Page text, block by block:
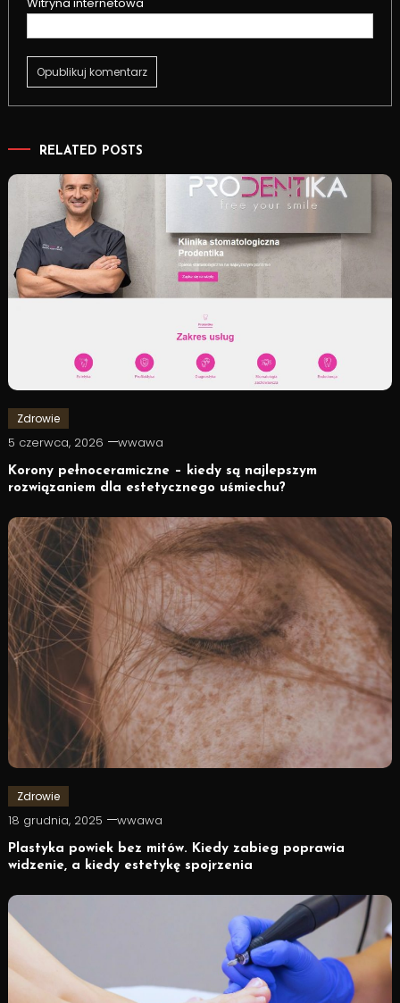
RELATED POSTS
Zdrowie
5 czerwca, 2026 wwawa
Korony pełnoceramiczne – kiedy są najlepszym
rozwiązaniem dla estetycznego uśmiechu?
Zdrowie
18 grudnia, 2025 wwawa
Plastyka powiek bez mitów. Kiedy zabieg poprawia
widzenie, a kiedy estetykę spojrzenia